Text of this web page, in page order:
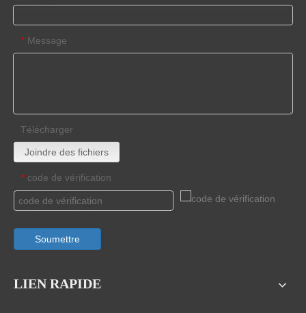
* Message
Télécharger
Joindre des fichiers
* code de vérification
Soumettre
LIEN RAPIDE